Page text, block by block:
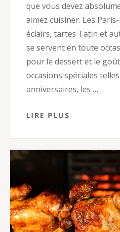
que vous devez
aimez cuisiner. Les
éclairs, tartes Tatin et
se servent en toute
pour le dessert et le
occasions spéciales
anniversaires, les …
LIRE PLUS